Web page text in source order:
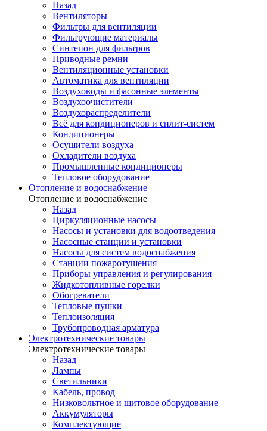
Назад
Вентиляторы
Фильтры для вентиляции
Фильтрующие материалы
Синтепон для фильтров
Приводные ремни
Вентиляционные установки
Автоматика для вентиляции
Воздуховоды и фасонные элементы
Воздухоочистители
Воздухораспределители
Всё для кондиционеров и сплит-систем
Кондиционеры
Осушители воздуха
Охладители воздуха
Промышленные кондиционеры
Тепловое оборудование
Отопление и водоснабжение
Отопление и водоснабжение
Назад
Циркуляционные насосы
Насосы и установки для водоотведения
Насосные станции и установки
Насосы для систем водоснабжения
Станции пожаротушения
Приборы управления и регулирования
Жидкотопливные горелки
Обогреватели
Тепловые пушки
Теплоизоляция
Трубопроводная арматура
Электротехнические товары
Электротехнические товары
Назад
Лампы
Светильники
Кабель, провод
Низковольтное и щитовое оборудование
Аккумуляторы
Комплектующие